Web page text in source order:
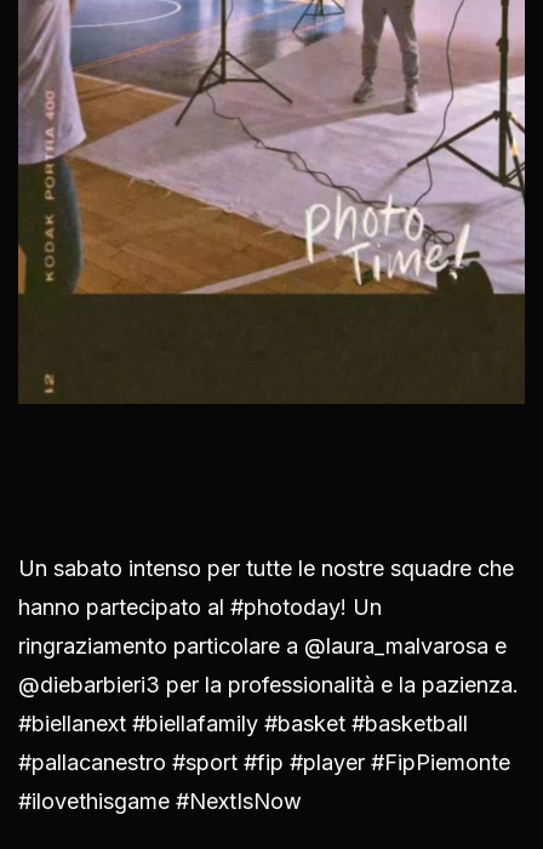
Un sabato intenso per tutte le nostre squadre che
hanno partecipato al #photoday! Un
ringraziamento particolare a @laura_malvarosa e
@diebarbieri3 per la professionalità e la pazienza.
#biellanext #biellafamily #basket #basketball
#pallacanestro #sport #fip #player #FipPiemonte
#ilovethisgame️ #NextIsNow